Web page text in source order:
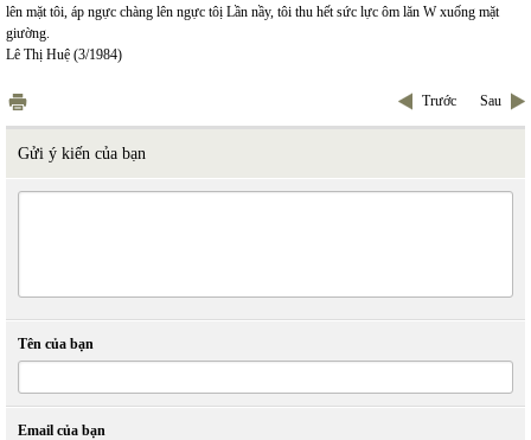
lên mặt tôi, áp ngực chàng lên ngực tôị Lần nầy, tôi thu hết sức lực ôm lăn W xuống mặt
giường.
Lê Thị Huệ (3/1984)
Trước Sau
Gửi ý kiến của bạn
Tên của bạn
Email của bạn